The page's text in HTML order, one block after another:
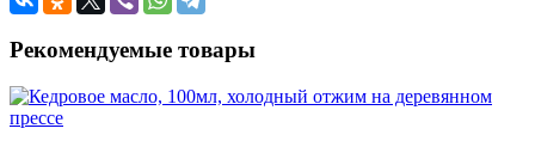
Рекомендуемые товары